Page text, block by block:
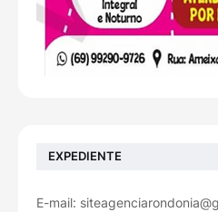
EXPEDIENTE
E-mail: